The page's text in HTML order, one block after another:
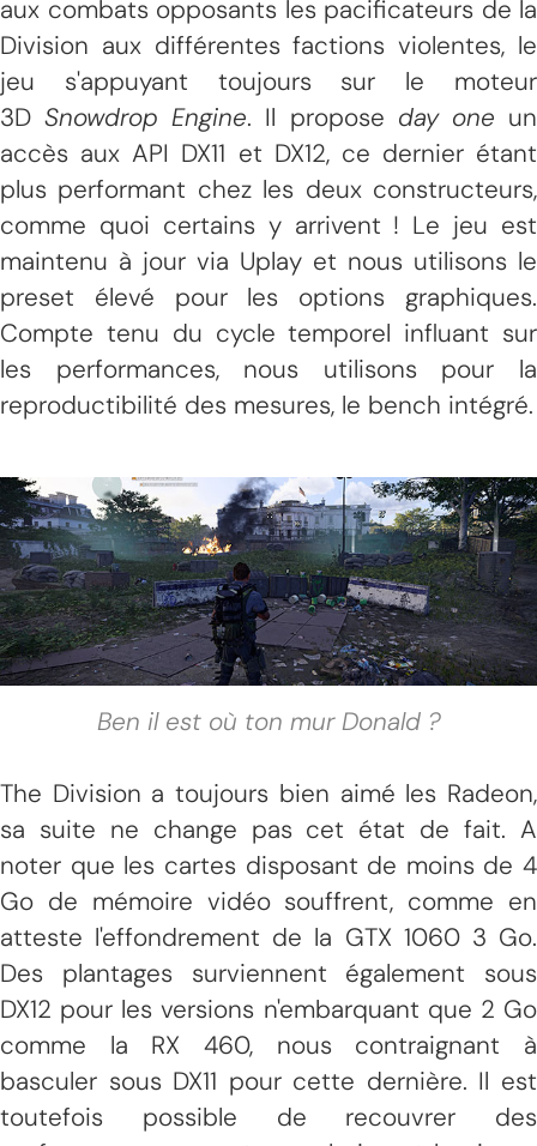
aux combats opposants les pacificateurs de la
Division aux différentes factions violentes, le
jeu s'appuyant toujours sur le moteur
3DSnowdrop Engine. Il propose day one un
accès aux API DX11 et DX12, ce dernier étant
plus performant chez les deux constructeurs,
comme quoi certains y arrivent ! Le jeu est
maintenu à jour via Uplay et nous utilisons le
preset élevé pour les options graphiques.
Compte tenu du cycle temporel influant sur
les performances, nous utilisons pour la
reproductibilité des mesures, le bench intégré.
Ben il est où ton mur Donald ?
The Division a toujours bien aimé les Radeon,
sa suite ne change pas cet état de fait. A
noter que les cartes disposant de moins de 4
Go de mémoire vidéo souffrent, comme en
atteste l'effondrement de la GTX 1060 3 Go.
Des plantages surviennent également sous
DX12 pour les versions n'embarquant que 2 Go
comme la RX 460, nous contraignant à
basculer sous DX11 pour cette dernière. Il est
toutefois possible de recouvrer des